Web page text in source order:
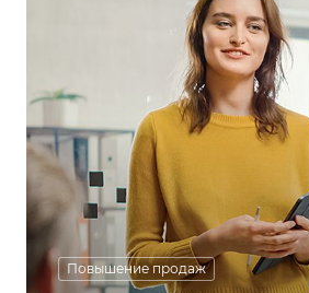
Повышение продаж